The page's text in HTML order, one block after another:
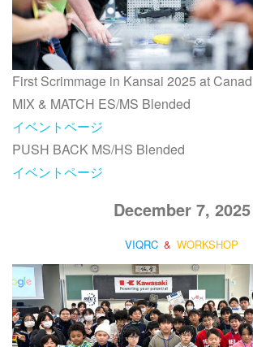
First Scrimmage in Kansai 2025 at
MIX & MATCH ES/MS Blended
イベントページ
PUSH BACK MS/HS Blended
イベントページ
December 7, 2025
VIQRC & WORKSHOP